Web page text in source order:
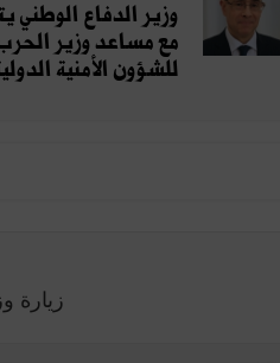
وزير الدفاع الوطني
مع مساعد وزير
للشؤون الأمنية
زيارة